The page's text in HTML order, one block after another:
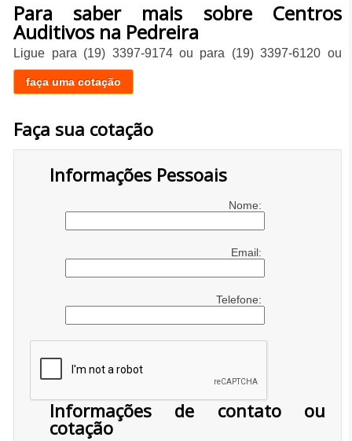
Para saber mais sobre Centros
Auditivos na Pedreira
Ligue para (19) 3397-9174ou para (19) 3397-6120 ou
faça uma cotação
Faça sua cotação
Informações Pessoais
Nome:
Email:
Telefone:
Informações de contato ou
cotação